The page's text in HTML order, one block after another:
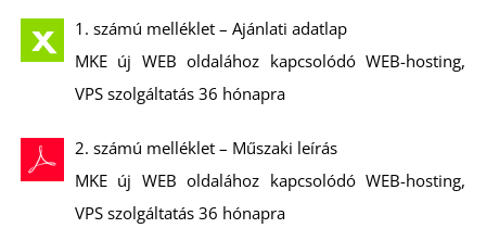
1. számú melléklet – Ajánlati adatlap
MKE új WEB oldalához kapcsolódó WEB-hosting,
VPS szolgáltatás 36 hónapra
2. számú melléklet – Műszaki leírás
MKE új WEB oldalához kapcsolódó WEB-hosting,
VPS szolgáltatás 36 hónapra